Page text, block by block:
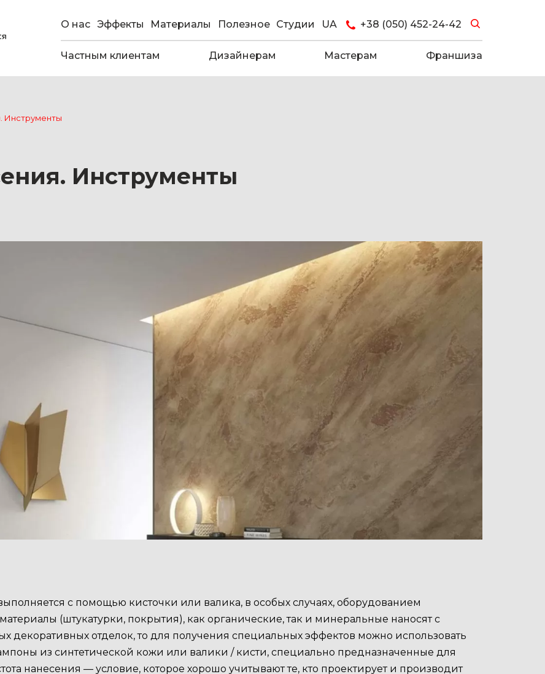
О нас Эффекты Материалы Полезное Студии UA +38 (050) 452-24-42
Частным клиентам Дизайнерам Мастерам Франшиза
Инструменты
Инструменты
с помощью кисточки или валика, в особых случаях, оборудованием
(штукатурки, покрытия), как органические, так и минеральные наносят с
декоративных отделок, то для получения специальных эффектов можно использовать
из синтетической кожи или валики / кисти, специально предназначенные для
нанесения — условие, которое хорошо учитывают те, кто проектирует и производит